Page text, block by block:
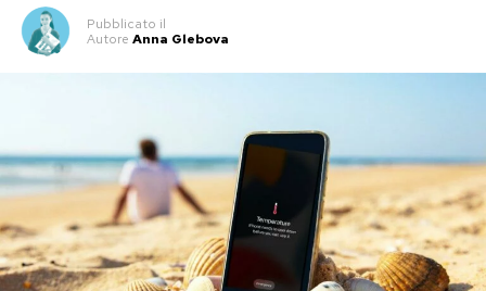
perfettamente con la nota acidula dello yogurt,
creando un equilibrio di sapori unico. Nei paesi
d’origine, la bevanda viene servita
mantengono la temperatura rigida, offrendo
un’immediata sensazione di freschezza.
Proprietà nutrizionali e benefici per
l’organismo
Pubblicato il
Autore Anna Glebova